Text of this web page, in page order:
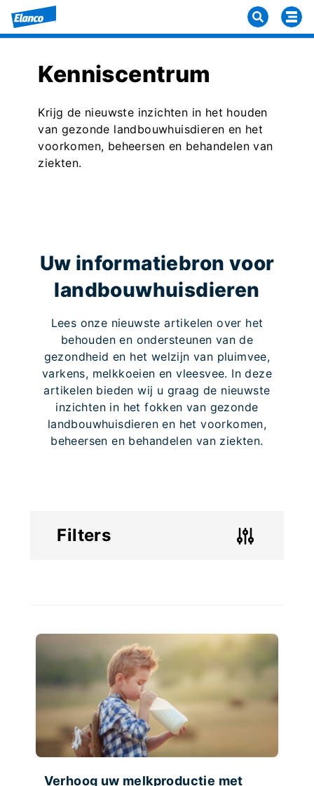
Kenniscentrum
Krijg de nieuwste inzichten in het houden
van gezonde landbouwhuisdieren en het
voorkomen, beheersen en behandelen van
ziekten.
Uw informatiebron voor
landbouwhuisdieren
Lees onze nieuwste artikelen over het
behouden en ondersteunen van de
gezondheid en het welzijn van pluimvee,
varkens, melkkoeien en vleesvee. In deze
artikelen bieden wij u graag de nieuwste
inzichten in het fokken van gezonde
landbouwhuisdieren en het voorkomen,
beheersen en behandelen van ziekten.
Filters
Verhoog uw melkproductie met